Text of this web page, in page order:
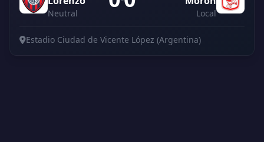
Neutral Local
Estadio Ciudad de Vicente López (Argentina)